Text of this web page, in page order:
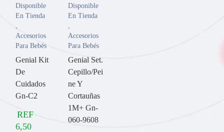
Disponible
En Tienda
,
Accesorios
Para Bebés
Genial Kit
De
Cuidados
Gn-C2
REF
6,50
Disponible
En Tienda
,
Accesorios
Para Bebés
Genial Set.
Cepillo/Pei
ne Y
Cortauñas
1M+ Gn-
060-9608